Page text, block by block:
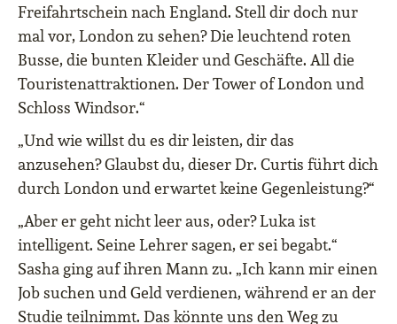
Freifahrtschein nach England. Stell dir doch nur
mal vor, London zu sehen? Die leuchtend roten
Busse, die bunten Kleider und Geschäfte. All die
Touristenattraktionen. Der Tower of London und
Schloss Windsor.“
„Und wie willst du es dir leisten, dir das
anzusehen? Glaubst du, dieser Dr. Curtis führt dich
durch London und erwartet keine Gegenleistung?“
„Aber er geht nicht leer aus, oder? Luka ist
intelligent. Seine Lehrer sagen, er sei begabt.“
Sasha ging auf ihren Mann zu. „Ich kann mir einen
Job suchen und Geld verdienen, während er an der
Studie teilnimmt. Das könnte uns den Weg zu